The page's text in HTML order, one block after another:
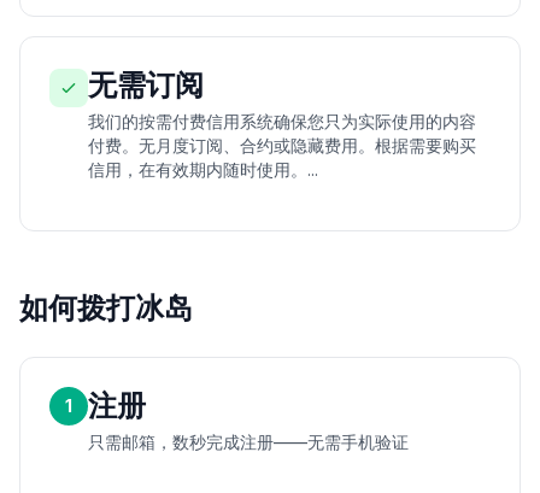
无需订阅
我们的按需付费信用系统确保您只为实际使用的内容
付费。无月度订阅、合约或隐藏费用。根据需要购买
信用，在有效期内随时使用。...
如何拨打冰岛
1 注册
只需邮箱，数秒完成注册——无需手机验证